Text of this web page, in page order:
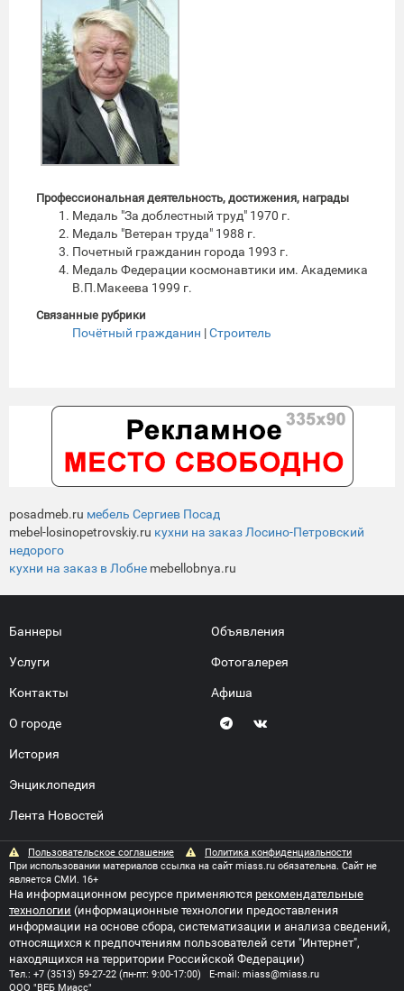
Профессиональная деятельность, достижения, награды
Медаль "За доблестный труд" 1970 г.
Медаль "Ветеран труда" 1988 г.
Почетный гражданин города 1993 г.
Медаль Федерации космонавтики им. Академика
В.П.Макеева 1999 г.
Связанные рубрики
Почётный гражданин |Строитель
posadmeb.ru мебель Сергиев Посад
mebel-losinopetrovskiy.ru кухни на заказ Лосино-Петровский
недорого
кухни на заказ в Лобне mebellobnya.ru
Баннеры
Услуги
Контакты
О городе
История
Энциклопедия
Лента Новостей
Объявления
Фотогалерея
Афиша
Пользовательское соглашение
Политика конфиденциальности
При использовании материалов ссылка на сайт miass.ru обязательна. Сайт не
является СМИ. 16+
На информационном ресурсе применяются рекомендательные
технологии (информационные технологии предоставления
информации на основе сбора, систематизации и анализа сведений,
относящихся к предпочтениям пользователей сети "Интернет",
находящихся на территории Российской Федерации)
Тел.: +7 (3513) 59-27-22 (пн-пт: 9:00-17:00) E-mail: miass@miass.ru
ООО "ВЕБ Миасс"